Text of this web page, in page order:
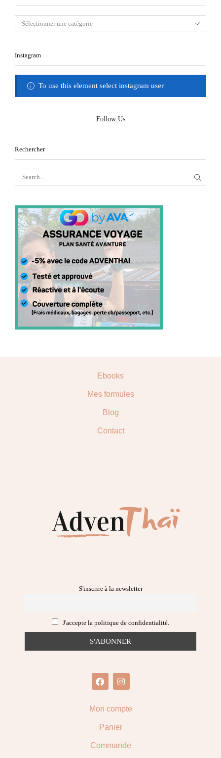
Instagram
To use this element select instagram user
Follow Us
Rechercher
Ebooks
Mes formules
Blog
Contact
S'inscrire à la newsletter
J'accepte la politique de confidentialité.
Mon compte
Panier
Commande